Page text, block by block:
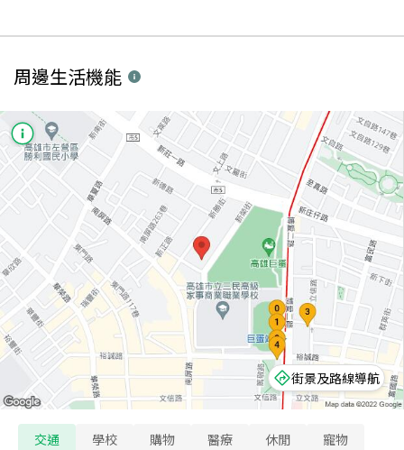
周邊生活機能
街景及路線導航
交通 學校 購物 醫療 休閒 寵物